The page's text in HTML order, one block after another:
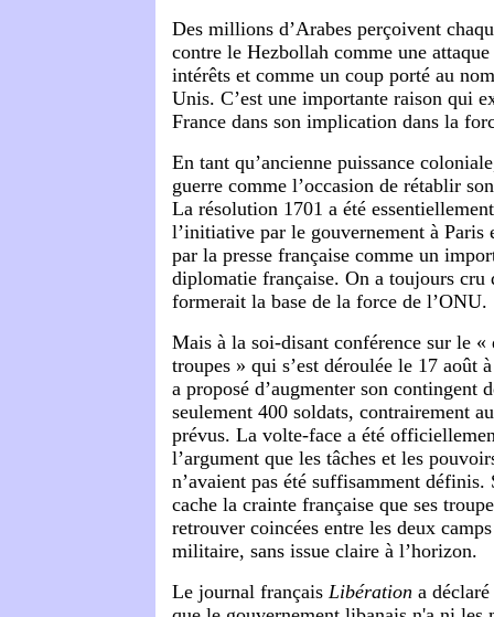
Des millions d’Arabes perçoivent
contre le Hezbollah comme une
intérêts et comme un coup porté au
Unis. C’est une importante raison qui
France dans son implication dans la
En tant qu’ancienne puissance
guerre comme l’occasion de rétablir
La résolution 1701 a été
l’initiative par le gouvernement à Paris
par la presse française comme un
diplomatie française. On a toujours cru
formerait la base de la force de l’ONU.
Mais à la soi-disant conférence sur le «
troupes » qui s’est déroulée le 17 août
a proposé d’augmenter son contingent
seulement 400 soldats, contrairement
prévus. La volte-face a été
l’argument que les tâches et les
n’avaient pas été suffisamment définis.
cache la crainte française que ses
retrouver coincées entre les deux
militaire, sans issue claire à l’horizon.
Le journal français Libération a